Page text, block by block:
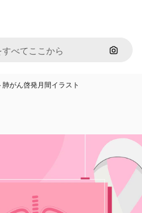
画像で
がん啓発月間イラスト